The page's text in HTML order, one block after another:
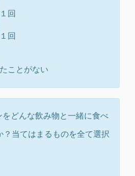
回
回
ことがない
どんな飲み物と一緒に食べ
？当てはまるものを全て選択